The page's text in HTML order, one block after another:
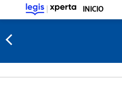
INICIO